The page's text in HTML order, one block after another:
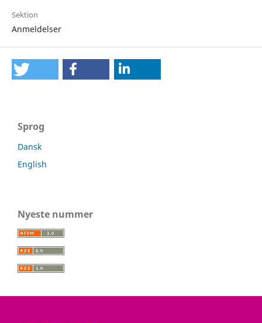
Sektion
Anmeldelser
Sprog
Dansk
English
Nyeste nummer